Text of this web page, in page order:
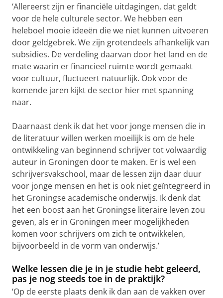
‘Allereerst zijn er financiële uitdagingen, dat geldt
voor de hele culturele sector. We hebben een
heleboel mooie ideeën die we niet kunnen uitvoeren
door geldgebrek. We zijn grotendeels afhankelijk van
subsidies. De verdeling daarvan door het land en de
mate waarin er financieel ruimte wordt gemaakt
voor cultuur, fluctueert natuurlijk. Ook voor de
komende jaren kijkt de sector hier met spanning
naar.
Daarnaast denk ik dat het voor jonge mensen die in
de literatuur willen werken moeilijk is om de hele
ontwikkeling van beginnend schrijver tot volwaardig
auteur in Groningen door te maken. Er is wel een
schrijversvakschool, maar de lessen zijn daar duur
voor jonge mensen en het is ook niet geïntegreerd in
het Groningse academische onderwijs. Ik denk dat
het een boost aan het Groningse literaire leven zou
geven, als er in Groningen meer mogelijkheden
komen voor schrijvers om zich te ontwikkelen,
bijvoorbeeld in de vorm van onderwijs.’
Welke lessen die je in je studie hebt geleerd,
pas je nog steeds toe in de praktijk?
‘Op de eerste plaats denk ik dan aan de vakken over